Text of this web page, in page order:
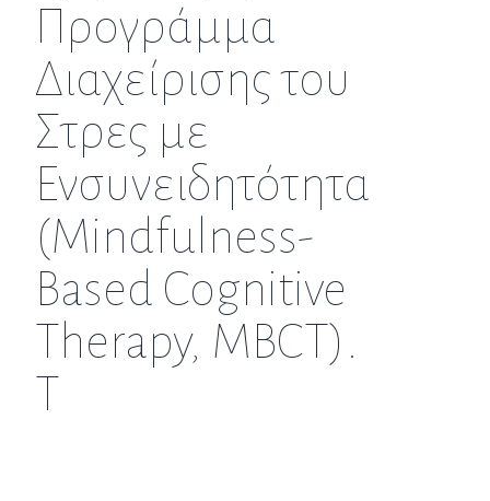
Προγράμμα
Διαχείρισης του
Στρες με
Ενσυνειδητότητα
(Mindfulness-
Based Cognitive
Therapy, MBCT).
Τ